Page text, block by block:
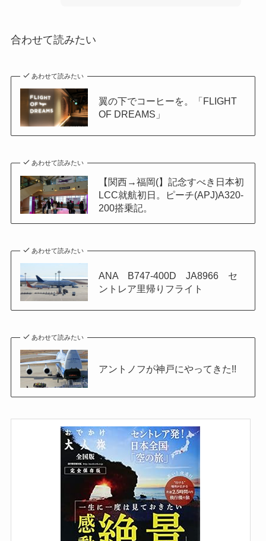
合わせて読みたい
あわせて読みたい
翼の下でコーヒーを。「FLIGHT
OF DREAMS」
あわせて読みたい
【関西→福岡(】記念すべき日本初
LCC就航初日。ピーチ(APJ)A320-
200搭乗記。
あわせて読みたい
ANA B747-400D JA8966 セ
ントレア里帰りフライト
あわせて読みたい
アントノフが神戸にやってきた!!